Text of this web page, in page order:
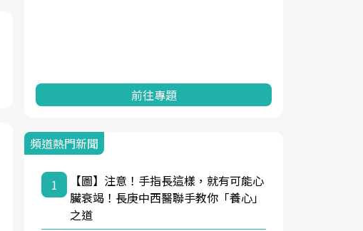
前往專題
頻道熱門新聞
1
【圖】注意！手指長這樣，就有可能心
臟衰竭！長庚中西醫聯手教你「養心」
之道